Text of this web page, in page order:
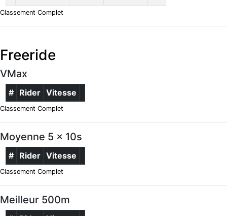
Classement Complet
Freeride
VMax
# Rider Vitesse
Classement Complet
Moyenne 5 x 10s
# Rider Vitesse
Classement Complet
Meilleur 500m